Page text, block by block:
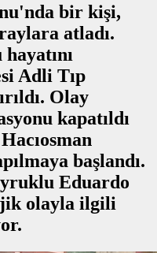
bir kişi,
atladı.
Adli Tıp
Olay
kapatıldı
başlandı.
Eduardo
olayla ilgili